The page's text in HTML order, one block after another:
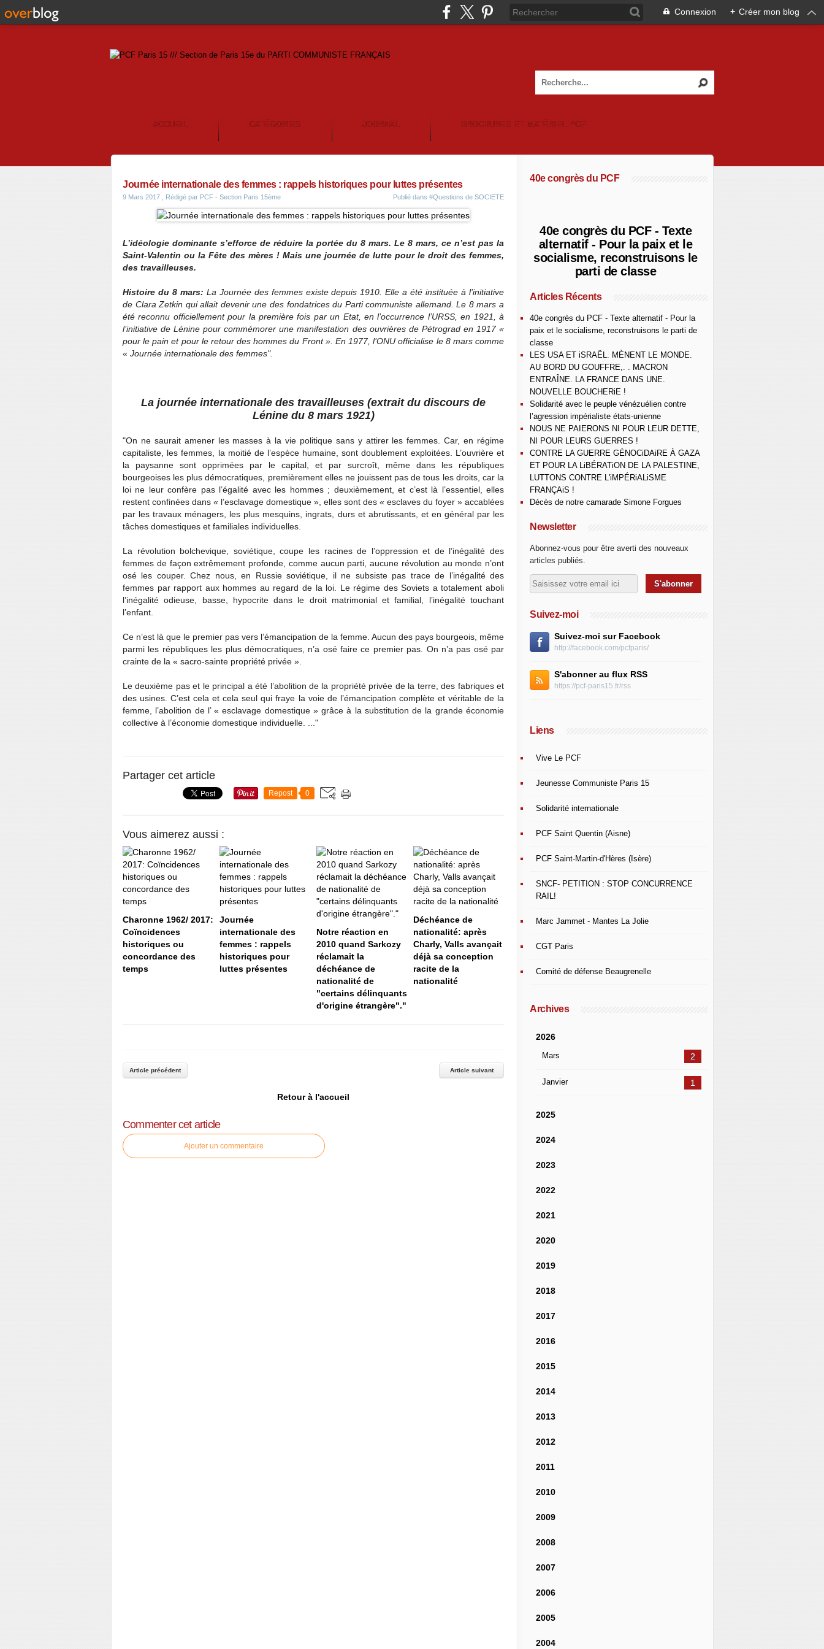
Connexion + Créer mon blog
ACCUEIL CATÉGORIES JOURNAL BROCHURES ET MATÉRIEL PCF
Journée internationale des femmes : rappels historiques pour luttes présentes
9 Mars 2017 , Rédigé par PCF - Section Paris 15ème Publié dans #Questions de SOCIETE
L’idéologie dominante s’efforce de réduire la portée du 8 mars. Le 8 mars, ce n’est pas la
Saint-Valentin ou la Fête des mères ! Mais une journée de lutte pour le droit des femmes,
des travailleuses.
Histoire du 8 mars: La Journée des femmes existe depuis 1910. Elle a été instituée à l’initiative
de Clara Zetkin qui allait devenir une des fondatrices du Parti communiste allemand. Le 8 mars a
été reconnu officiellement pour la première fois par un Etat, en l’occurrence l’URSS, en 1921, à
l’initiative de Lénine pour commémorer une manifestation des ouvrières de Pétrograd en 1917 «
pour le pain et pour le retour des hommes du Front ». En 1977, l’ONU officialise le 8 mars comme
« Journée internationale des femmes".
La journée internationale des travailleuses (extrait du discours de
Lénine du 8 mars 1921)
"On ne saurait amener les masses à la vie politique sans y attirer les femmes. Car, en régime
capitaliste, les femmes, la moitié de l’espèce humaine, sont doublement exploitées. L’ouvrière et
la paysanne sont opprimées par le capital, et par surcroît, même dans les républiques
bourgeoises les plus démocratiques, premièrement elles ne jouissent pas de tous les droits, car la
loi ne leur confère pas l’égalité avec les hommes ; deuxièmement, et c’est là l’essentiel, elles
restent confinées dans « l’esclavage domestique », elles sont des « esclaves du foyer » accablées
par les travaux ménagers, les plus mesquins, ingrats, durs et abrutissants, et en général par les
tâches domestiques et familiales individuelles.
La révolution bolchevique, soviétique, coupe les racines de l’oppression et de l’inégalité des
femmes de façon extrêmement profonde, comme aucun parti, aucune révolution au monde n’ont
osé les couper. Chez nous, en Russie soviétique, il ne subsiste pas trace de l’inégalité des
femmes par rapport aux hommes au regard de la loi. Le régime des Soviets a totalement aboli
l’inégalité odieuse, basse, hypocrite dans le droit matrimonial et familial, l’inégalité touchant
l’enfant.
Ce n’est là que le premier pas vers l’émancipation de la femme. Aucun des pays bourgeois, même
parmi les républiques les plus démocratiques, n’a osé faire ce premier pas. On n’a pas osé par
crainte de la « sacro-sainte propriété privée ».
Le deuxième pas et le principal a été l’abolition de la propriété privée de la terre, des fabriques et
des usines. C’est cela et cela seul qui fraye la voie de l’émancipation complète et véritable de la
femme, l’abolition de l’ « esclavage domestique » grâce à la substitution de la grande économie
collective à l’économie domestique individuelle. ..."
Partager cet article
Repost 0
Vous aimerez aussi :
Charonne 1962/ 2017:
Coïncidences
historiques ou
concordance des
temps
Journée
internationale des
femmes : rappels
historiques pour
luttes présentes
Notre réaction en
2010 quand Sarkozy
réclamait la
déchéance de
nationalité de
"certains délinquants
d'origine étrangère"."
Déchéance de
nationalité: après
Charly, Valls avançait
déjà sa conception
racite de la
nationalité
Article précédent Article suivant
Retour à l'accueil
Commenter cet article
Ajouter un commentaire
40e congrès du PCF
40e congrès du PCF - Texte
alternatif - Pour la paix et le
socialisme, reconstruisons le
parti de classe
Articles Récents
40e congrès du PCF - Texte alternatif - Pour la
paix et le socialisme, reconstruisons le parti de
classe
LES USA ET iSRAËL. MÈNENT LE MONDE.
AU BORD DU GOUFFRE,. . MACRON
ENTRAÎNE. LA FRANCE DANS UNE.
NOUVELLE BOUCHERiE !
Solidarité avec le peuple vénézuélien contre
l’agression impérialiste états-unienne
NOUS NE PAIERONS NI POUR LEUR DETTE,
NI POUR LEURS GUERRES !
CONTRE LA GUERRE GÉNOCiDAiRE À GAZA
ET POUR LA LiBÉRATiON DE LA PALESTINE,
LUTTONS CONTRE L'iMPÉRiALiSME
FRANÇAiS !
Décès de notre camarade Simone Forgues
Newsletter
Abonnez-vous pour être averti des nouveaux
articles publiés.
Suivez-moi
Suivez-moi sur Facebook
http://facebook.com/pcfparis/
S'abonner au flux RSS
https://pcf-paris15.fr/rss
Liens
Vive Le PCF
Jeunesse Communiste Paris 15
Solidarité internationale
PCF Saint Quentin (Aisne)
PCF Saint-Martin-d'Hères (Isère)
SNCF- PETITION : STOP CONCURRENCE
RAIL!
Marc Jammet - Mantes La Jolie
CGT Paris
Comité de défense Beaugrenelle
Archives
2026
Mars 2
Janvier 1
2025
2024
2023
2022
2021
2020
2019
2018
2017
2016
2015
2014
2013
2012
2011
2010
2009
2008
2007
2006
2005
2004